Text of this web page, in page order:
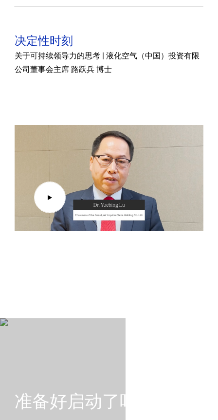
决定性时刻
关于可持续领导力的思考 | 液化空气（中国）投资有限
公司董事会主席 路跃兵 博士
准备好启动了吗？